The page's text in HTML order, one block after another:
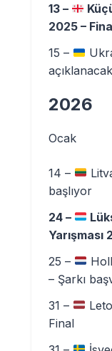
13 –
2025 –
15 –
açıklanacak
2026
Ocak
14 –
başlıyor
24 –
Yarışması
25 –
– Şarkı
31 –
Final